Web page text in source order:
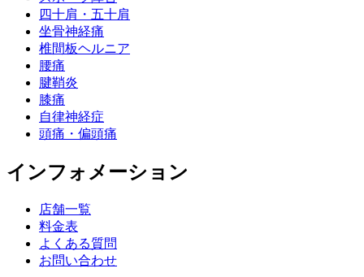
四十肩・五十肩
坐骨神経痛
椎間板ヘルニア
腰痛
腱鞘炎
膝痛
自律神経症
頭痛・偏頭痛
インフォメーション
店舗一覧
料金表
よくある質問
お問い合わせ